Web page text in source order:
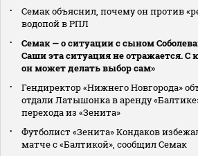
Семак объяснил, почему он против
водопой в РПЛ
Семак — о ситуации с сыном
Саши эта ситуация не отражается. С
он может делать выбор сам»
Гендиректор «Нижнего Новгорода»
отдали Латышонка в аренду
перехода из «Зенита»
Футболист «Зенита» Кондаков
матче с «Балтикой», сообщил Семак